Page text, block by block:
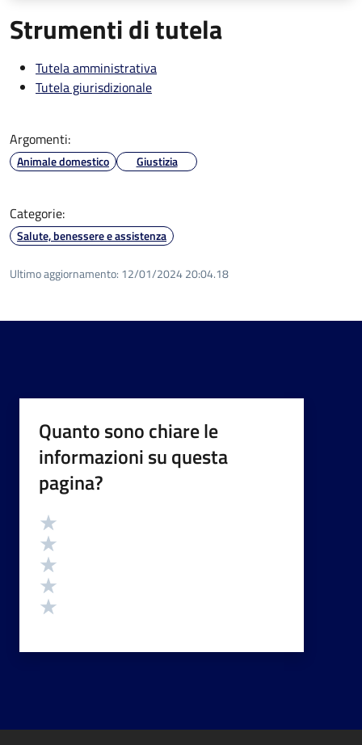
Strumenti di tutela
Tutela amministrativa
Tutela giurisdizionale
Argomenti:
Animale domestico Giustizia
Categorie:
Salute, benessere e assistenza
Ultimo aggiornamento: 12/01/2024 20:04.18
Quanto sono chiare le
informazioni su questa
pagina?
Valutazione